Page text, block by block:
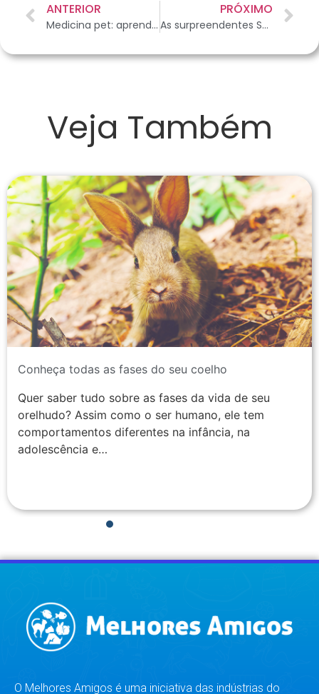
ANTERIOR
Medicina pet: aprenda sobre a transfusão de sangue
PRÓXIMO
As surpreendentes Salamandras
Veja Também
Conheça todas as fases do seu coelho
Quer saber tudo sobre as fases da vida de seu
orelhudo? Assim como o ser humano, ele tem
comportamentos diferentes na infância, na
adolescência e…
O Melhores Amigos é uma iniciativa das indústrias do